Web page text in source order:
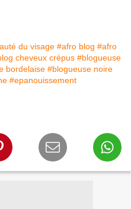
du visage #afro blog #afro
cheveux crépus #blogueuse
bordelaise #blogueuse noire
#epanouissement